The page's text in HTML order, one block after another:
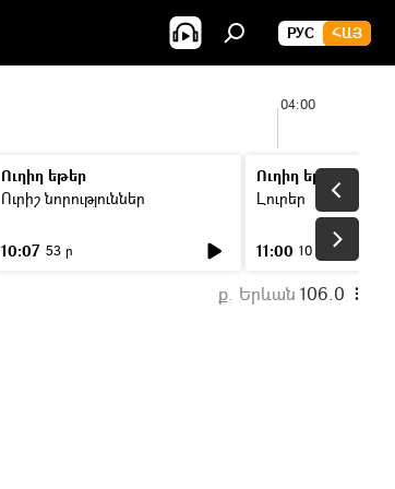
РУС ՀԱՅ
04:00
Ուղիղ եթեր
Ուրիշ նորություններ
10:07 53 ր
Ուղիղ եթեր
Լուրեր
11:00 10 ր
ք. Երևան 106.0